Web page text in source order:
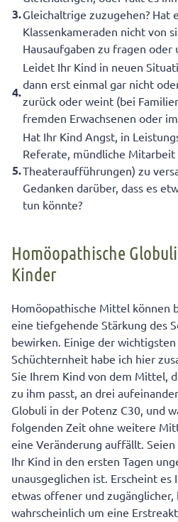
3.Gleichaltrige zuzugehen? Hat
Klassenkameraden nicht von
Hausaufgaben zu fragen oder
4.
Leidet Ihr Kind in neuen
dann erst einmal gar nicht
zurück oder weint (bei
fremden Erwachsenen oder
5.
Hat Ihr Kind Angst, in
Referate, mündliche
Theateraufführungen) zu
Gedanken darüber, dass es
tun könnte?
Homöopathische
Kinder
Homöopathische Mittel können
eine tiefgehende Stärkung des
bewirken. Einige der
Schüchternheit habe ich hier
Sie Ihrem Kind von dem Mittel,
zu ihm passt, an drei
Globuli in der Potenz C30, und
folgenden Zeit ohne weitere
eine Veränderung auffällt.
Ihr Kind in den ersten Tagen
unausgeglichen ist. Erscheint es
etwas offener und zugänglicher,
wahrscheinlich um eine